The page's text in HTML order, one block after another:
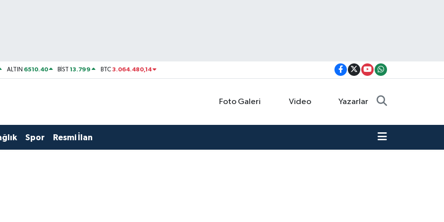
ALTIN 6510.40 BİST13.799 BTC3.064.480,14
Foto Galeri Video Yazarlar
Spor Resmi İlan